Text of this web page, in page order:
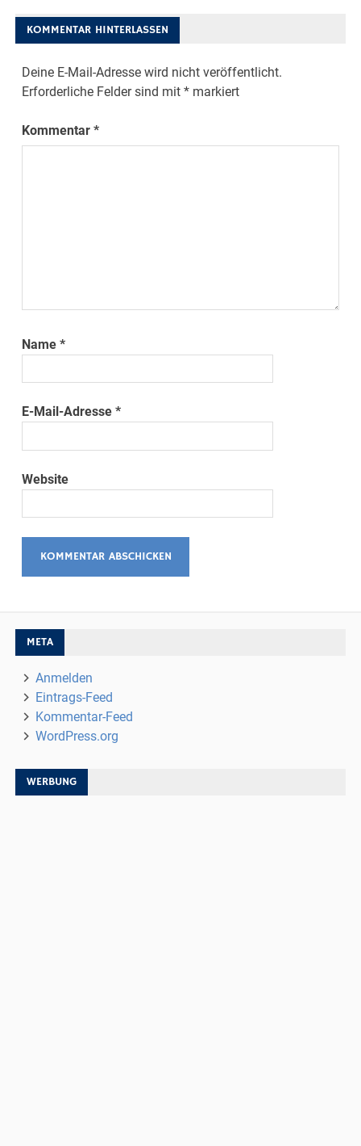
KOMMENTAR HINTERLASSEN
Deine E-Mail-Adresse wird nicht veröffentlicht.
Erforderliche Felder sind mit* markiert
Kommentar*
Name*
E-Mail-Adresse*
Website
META
Anmelden
Eintrags-Feed
Kommentar-Feed
WordPress.org
WERBUNG